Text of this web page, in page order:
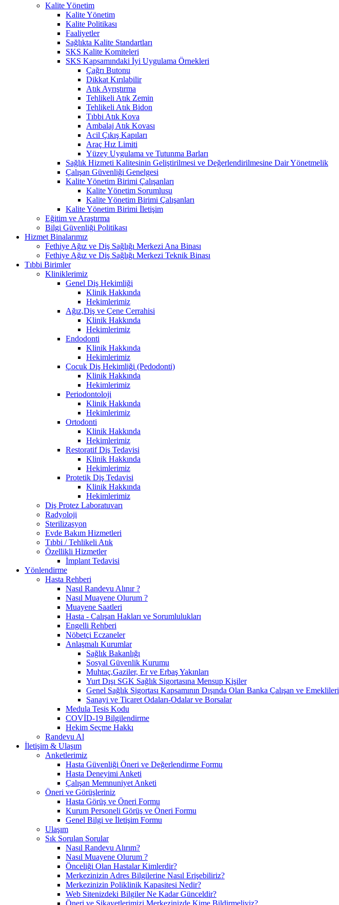
Kalite Yönetim
Kalite Yönetim
Kalite Politikası
Faaliyetler
Sağlıkta Kalite Standartları
SKS Kalite Komiteleri
SKS Kapsamındaki İyi Uygulama Örnekleri
Çağrı Butonu
Dikkat Kırılabilir
Atık Ayrıştırma
Tehlikeli Atık Zemin
Tehlikeli Atık Bidon
Tıbbi Atık Kova
Ambalaj Atık Kovası
Acil Çıkış Kapıları
Araç Hız Limiti
Yüzey Uygulama ve Tutunma Barları
Sağlık Hizmeti Kalitesinin Geliştirilmesi ve Değerlendirilmesine Dair Yönetmelik
Çalışan Güvenliği Genelgesi
Kalite Yönetim Birimi Çalışanları
Kalite Yönetim Sorumlusu
Kalite Yönetim Birimi Çalışanları
Kalite Yönetim Birimi İletişim
Eğitim ve Araştırma
Bilgi Güvenliği Politikası
Hizmet Binalarımız
Fethiye Ağız ve Diş Sağlığı Merkezi Ana Binası
Fethiye Ağız ve Diş Sağlığı Merkezi Teknik Binası
Tıbbi Birimler
Kliniklerimiz
Genel Diş Hekimliği
Klinik Hakkında
Hekimlerimiz
Ağız,Diş ve Çene Cerrahisi
Klinik Hakkında
Hekimlerimiz
Endodonti
Klinik Hakkında
Hekimlerimiz
Çocuk Diş Hekimliği (Pedodonti)
Klinik Hakkında
Hekimlerimiz
Periodontoloji
Klinik Hakkında
Hekimlerimiz
Ortodonti
Klinik Hakkında
Hekimlerimiz
Restoratif Diş Tedavisi
Klinik Hakkında
Hekimlerimiz
Protetik Diş Tedavisi
Klinik Hakkında
Hekimlerimiz
Diş Protez Laboratuvarı
Radyoloji
Sterilizasyon
Evde Bakım Hizmetleri
Tıbbi / Tehlikeli Atık
Özellikli Hizmetler
İmplant Tedavisi
Yönlendirme
Hasta Rehberi
Nasıl Randevu Alınır ?
Nasıl Muayene Olurum ?
Muayene Saatleri
Hasta - Çalışan Hakları ve Sorumlulukları
Engelli Rehberi
Nöbetçi Eczaneler
Anlaşmalı Kurumlar
Sağlık Bakanlığı
Sosyal Güvenlik Kurumu
Muhtaç,Gaziler, Er ve Erbaş Yakınları
Yurt Dışı SGK Sağlık Sigortasına Mensup Kişiler
Genel Sağlık Sigortası Kapsamının Dışında Olan Banka Çalışan ve Emeklileri
Sanayi ve Ticaret Odaları-Odalar ve Borsalar
Medula Tesis Kodu
COVİD-19 Bilgilendirme
Hekim Seçme Hakkı
Randevu Al
İletişim & Ulaşım
Anketlerimiz
Hasta Güvenliği Öneri ve Değerlendirme Formu
Hasta Deneyimi Anketi
Çalışan Memnuniyet Anketi
Öneri ve Görüşleriniz
Hasta Görüş ve Öneri Formu
Kurum Personeli Görüş ve Öneri Formu
Genel Bilgi ve İletişim Formu
Ulaşım
Sık Sorulan Sorular
Nasıl Randevu Alırım?
Nasıl Muayene Olurum ?
Önceliği Olan Hastalar Kimlerdir?
Merkezinizin Adres Bilgilerine Nasıl Erişebiliriz?
Merkezinizin Poliklinik Kapasitesi Nedir?
Web Sitenizdeki Bilgiler Ne Kadar Günceldir?
Öneri ve Şikayetlerimizi Merkezinizde Kime Bildirmeliyiz?